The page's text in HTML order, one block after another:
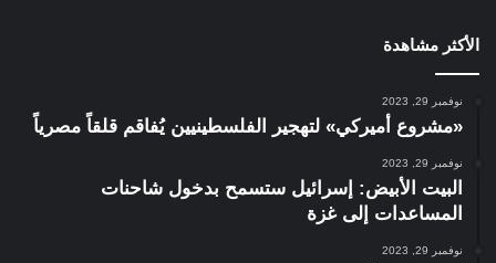
الأكثر مشاهدة
نوفمبر 29, 2023
«مشروع أميركي» لتهجير الفلسطينيين يُفاقم قلقاً مصرياً
نوفمبر 29, 2023
البيت الأبيض: إسرائيل ستسمح بدخول شاحنات
المساعدات إلى غزة
نوفمبر 29, 2023